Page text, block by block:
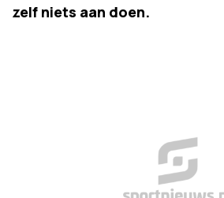
zelf niets aan doen.